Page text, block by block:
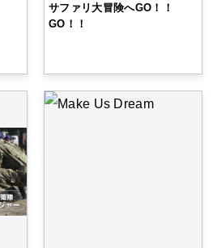
サファリ大冒険へGO！！
GO！！